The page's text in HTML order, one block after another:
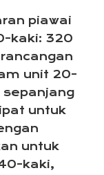
piawai
kaki: 320
unit 20-
sepanjang
untuk
untuk
kaki,